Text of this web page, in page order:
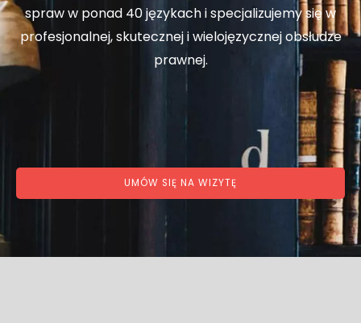
spraw w ponad 40 językach i specjalizujemy się w
profesjonalnej, skutecznej i wielojęzycznej obsłudze
prawnej.
UMÓW SIĘ NA WIZYTĘ